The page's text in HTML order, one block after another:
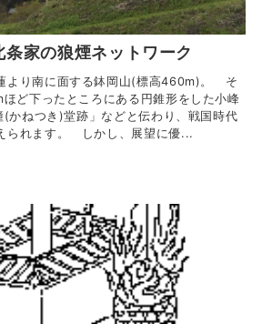
家の狼煙ネットワーク
より南に面する鉢岡山(標高460m)。 そ
ど下ったところにある円錐形をした小峰
かねつき)堂跡」などと伝わり、戦国時代
られます。 しかし、展望に優...